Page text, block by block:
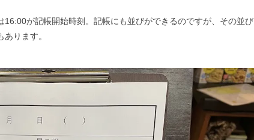
が記帳開始時刻。記帳にも並びができるのですが、その並び
ります。